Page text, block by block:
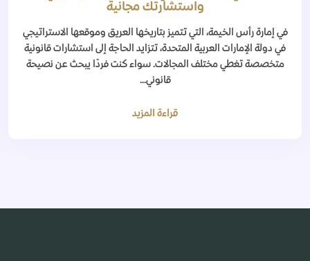
واستشارتك مجانية
في إمارة رأس الخيمة، التي تتميز بتاريخها العريق وموقعها الاستراتيجي
في دولة الإمارات العربية المتحدة، تتزايد الحاجة إلى استشارات قانونية
متخصصة تغطي مختلف المجالات. سواء كنت فردًا يبحث عن نصيحة
قانوني...
قراءة المزيد